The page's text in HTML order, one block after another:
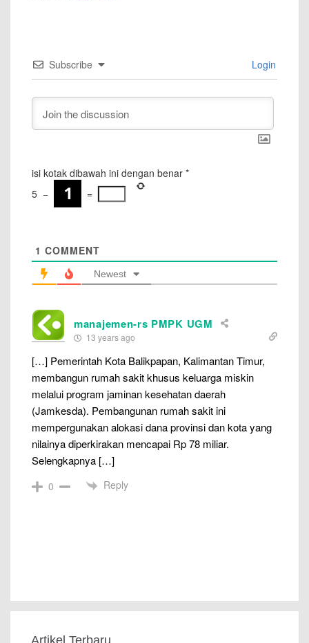
Subscribe Login
isi kotak dibawah ini dengan benar *
5 − =
1 COMMENT
Newest
manajemen-rs PMPK UGM
13 years ago
[…] Pemerintah Kota Balikpapan, Kalimantan Timur,
membangun rumah sakit khusus keluarga miskin
melalui program jaminan kesehatan daerah
(Jamkesda). Pembangunan rumah sakit ini
mempergunakan alokasi dana provinsi dan kota yang
nilainya diperkirakan mencapai Rp 78 miliar.
Selengkapnya […]
0 Reply